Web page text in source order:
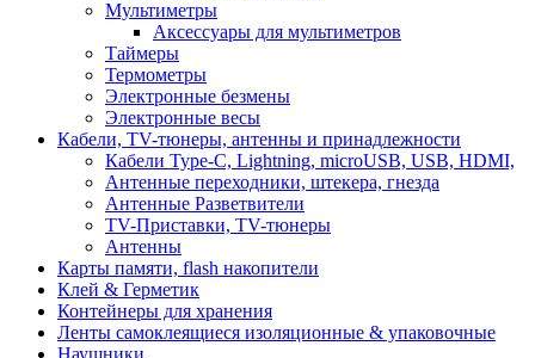
Мультиметры
Аксессуары для мультиметров
Таймеры
Термометры
Электронные безмены
Электронные весы
Кабели, TV-тюнеры, антенны и принадлежности
Кабели Type-C, Lightning, microUSB, USB, HDMI,
Антенные переходники, штекера, гнезда
Антенные Разветвители
TV-Приставки, TV-тюнеры
Антенны
Карты памяти, flash накопители
Клей & Герметик
Контейнеры для хранения
Ленты самоклеящиеся изоляционные & упаковочные
Наушники